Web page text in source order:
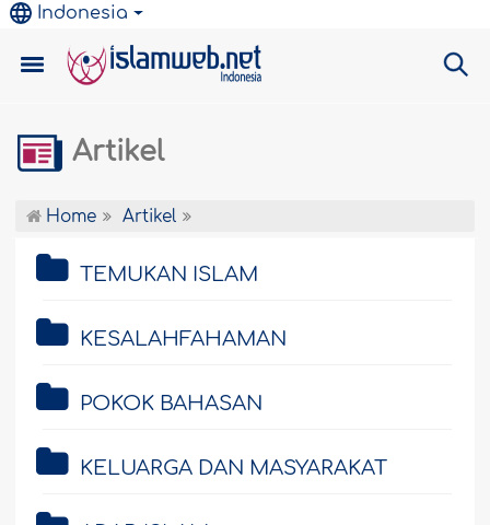
Indonesia
Artikel
Home Artikel
TEMUKAN ISLAM
KESALAHFAHAMAN
POKOK BAHASAN
KELUARGA DAN MASYARAKAT